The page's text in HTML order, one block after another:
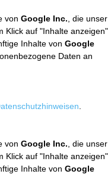
von Google Inc. , die unser
Klick auf "Inhalte anzeigen"
Inhalte von Google
Daten an
von Google Inc. , die unser
Klick auf "Inhalte anzeigen"
Inhalte von Google